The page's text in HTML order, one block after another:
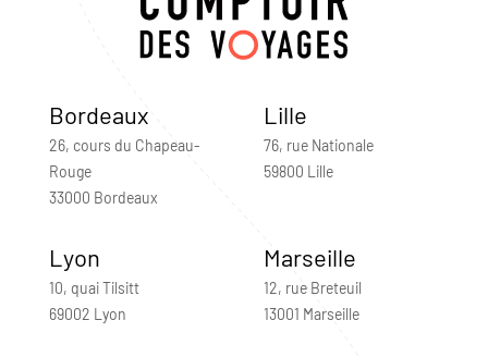
Bordeaux
26, cours du Chapeau-
Rouge
33000 Bordeaux
Lille
76, rue Nationale
59800 Lille
Lyon
10, quai Tilsitt
69002 Lyon
Marseille
12, rue Breteuil
13001 Marseille